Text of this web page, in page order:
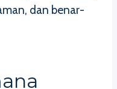
dan benar-